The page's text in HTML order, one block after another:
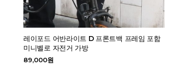
레이포드 어반라이트 D 프론트백 프레임 포함
미니벨로 자전거 가방
89,000원